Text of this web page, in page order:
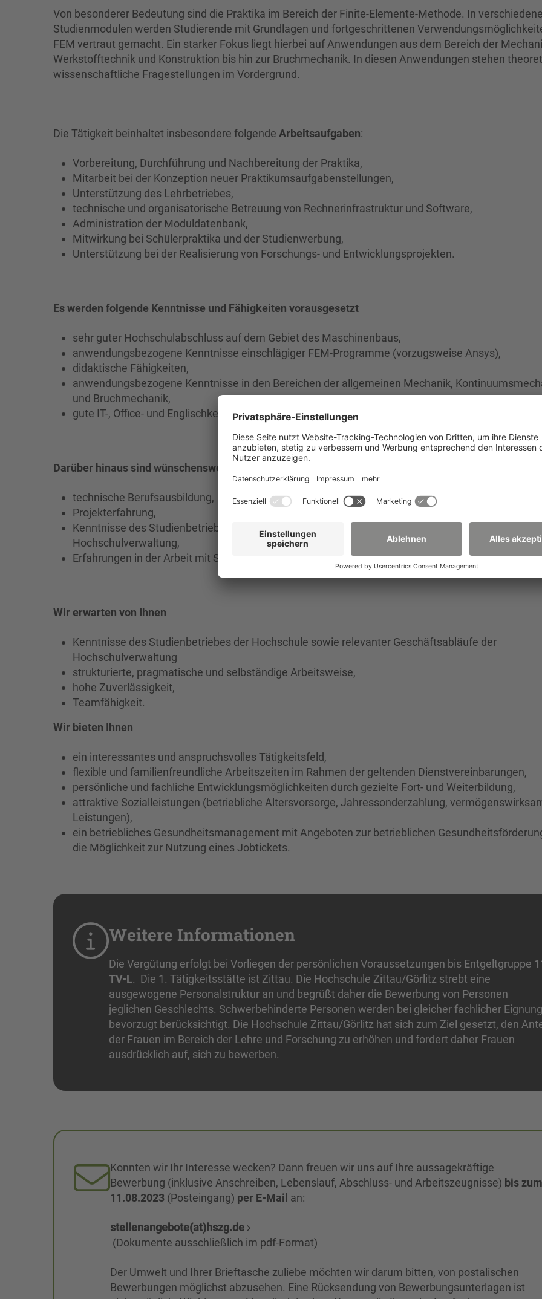
Von besonderer Bedeutung sind die Praktika im Bereich der Finite-Elemente-Methode. In
Studienmodulen werden Studierende mit Grundlagen und fortgeschrittenen
FEM vertraut gemacht. Ein starker Fokus liegt hierbei auf Anwendungen aus dem Bereich der
Werkstofftechnik und Konstruktion bis hin zur Bruchmechanik. In diesen Anwendungen stehen
wissenschaftliche Fragestellungen im Vordergrund.
Die Tätigkeit beinhaltet insbesondere folgende Arbeitsaufgaben:
Vorbereitung, Durchführung und Nachbereitung der Praktika,
Mitarbeit bei der Konzeption neuer Praktikumsaufgabenstellungen,
Unterstützung des Lehrbetriebes,
technische und organisatorische Betreuung von Rechnerinfrastruktur und Software,
Administration der Moduldatenbank,
Mitwirkung bei Schülerpraktika und der Studienwerbung,
Unterstützung bei der Realisierung von Forschungs- und Entwicklungsprojekten.
Es werden folgende Kenntnisse und Fähigkeiten vorausgesetzt
sehr guter Hochschulabschluss auf dem Gebiet des Maschinenbaus,
anwendungsbezogene Kenntnisse einschlägiger FEM-Programme (vorzugsweise Ansys),
didaktische Fähigkeiten,
anwendungsbezogene Kenntnisse in den Bereichen der allgemeinen Mechanik,
und Bruchmechanik,
gute IT-, Office- und Englischkenntnisse.
Darüber hinaus sind wünschenswert
technische Berufsausbildung,
Projekterfahrung,
Kenntnisse des Studienbetriebes der Hochschule sowie relevanter Geschäftsabläufe der
Hochschulverwaltung,
Erfahrungen in der Arbeit mit Studierenden.
Wir erwarten von Ihnen
Kenntnisse des Studienbetriebes der Hochschule sowie relevanter Geschäftsabläufe der
Hochschulverwaltung
strukturierte, pragmatische und selbständige Arbeitsweise,
hohe Zuverlässigkeit,
Teamfähigkeit.
Wir bieten Ihnen
ein interessantes und anspruchsvolles Tätigkeitsfeld,
flexible und familienfreundliche Arbeitszeiten im Rahmen der geltenden Dienstvereinbarungen,
persönliche und fachliche Entwicklungsmöglichkeiten durch gezielte Fort- und Weiterbildung,
attraktive Sozialleistungen (betriebliche Altersvorsorge, Jahressonderzahlung,
Leistungen),
ein betriebliches Gesundheitsmanagement mit Angeboten zur betrieblichen
die Möglichkeit zur Nutzung eines Jobtickets.
Weitere Informationen
Die Vergütung erfolgt bei Vorliegen der persönlichen Voraussetzungen bis Entgeltgruppe
TV-L. Die 1. Tätigkeitsstätte ist Zittau. Die Hochschule Zittau/Görlitz strebt eine
ausgewogene Personalstruktur an und begrüßt daher die Bewerbung von Personen
jeglichen Geschlechts. Schwerbehinderte Personen werden bei gleicher fachlicher Eignung
bevorzugt berücksichtigt. Die Hochschule Zittau/Görlitz hat sich zum Ziel gesetzt, den
der Frauen im Bereich der Lehre und Forschung zu erhöhen und fordert daher Frauen
ausdrücklich auf, sich zu bewerben.
Konnten wir Ihr Interesse wecken? Dann freuen wir uns auf Ihre aussagekräftige
Bewerbung (inklusive Anschreiben, Lebenslauf, Abschluss- und Arbeitszeugnisse) bis zum
11.08.2023 (Posteingang) per E-Mail an:
stellenangebote(at)hszg.de
(Dokumente ausschließlich im pdf-Format)
Der Umwelt und Ihrer Brieftasche zuliebe möchten wir darum bitten, von postalischen
Bewerbungen möglichst abzusehen. Eine Rücksendung von Bewerbungsunterlagen ist